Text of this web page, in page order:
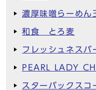
濃厚味噌らーめん
和食 とろ麦
フレッシュネスバ
PEARL LADY
スターバックス